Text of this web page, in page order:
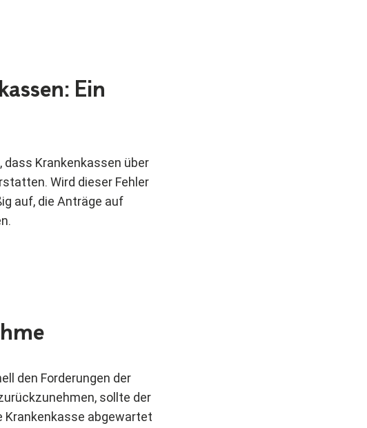
Ein
Krankenkassen über
Wird dieser Fehler
auf, die Anträge auf
den Forderungen der
sollte der
Krankenkasse abgewartet